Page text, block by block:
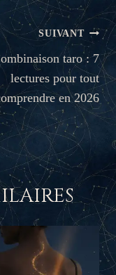
SUIVANT
taro : 7
lectures pour tout
en 2026